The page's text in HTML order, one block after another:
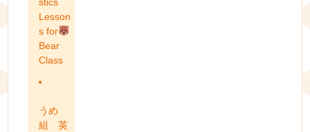
Lesson
s for
Bear
Class
うめ
組 英